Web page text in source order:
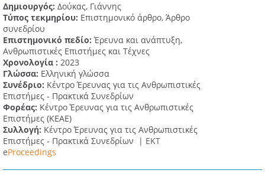
Δημιουργός: Δούκας, Γιάννης
Τύπος τεκμηρίου: Επιστημονικό άρθρο, Άρθρο
συνεδρίου
Επιστημονικό πεδίο:Έρευνα και ανάπτυξη,
Ανθρωπιστικές Επιστήμες και Τέχνες
Χρονολογία : 2023
Γλώσσα: Ελληνική γλώσσα
Συνέδριο: Κέντρο Έρευνας για τις Ανθρωπιστικές
Επιστήμες - Πρακτικά Συνεδρίων
Φορέας: Κέντρο Έρευνας για τις Ανθρωπιστικές
Επιστήμες (ΚΕΑΕ)
Συλλογή: Κέντρο Έρευνας για τις Ανθρωπιστικές
Επιστήμες - Πρακτικά Συνεδρίων | ΕΚΤ
eProceedings